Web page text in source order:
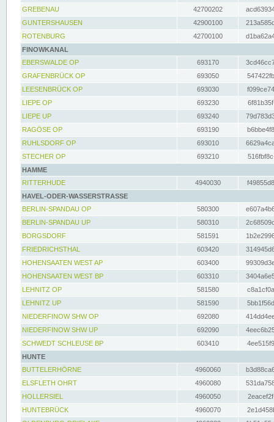
GREBENAU
42700202
GUNTERSHAUSEN
42900100
ROTENBURG
42700100
FINOWKANAL
EBERSWALDE OP
693170
GRAFENBRÜCK OP
693050
LEESENBRÜCK OP
693030
LIEPE OP
693230
LIEPE UP
693240
RAGÖSE OP
693190
RUHLSDORF OP
693010
STECHER OP
693210
HAMME
RITTERHUDE
4940030
HAVEL-ODER-WASSERSTRASSE
BERLIN-SPANDAU OP
580300
BERLIN-SPANDAU UP
580310
BORGSDORF
581591
FRIEDRICHSTHAL
603420
HOHENSAATEN WEST AP
603400
HOHENSAATEN WEST BP
603310
LEHNITZ OP
581580
LEHNITZ UP
581590
NIEDERFINOW SHW OP
692080
NIEDERFINOW SHW UP
692090
SCHWEDT SCHLEUSE BP
603410
HUNTE
BUTTELERHÖRNE
4960060
ELSFLETH OHRT
4960080
HOLLERSIEL
4960050
HUNTEBRÜCK
4960070